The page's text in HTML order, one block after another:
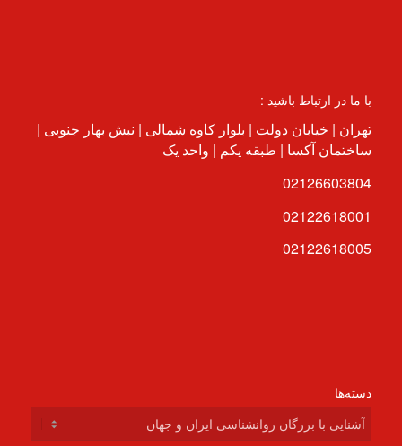
با ما در ارتباط باشید :
تهران | خیابان دولت | بلوار کاوه شمالی | نبش بهار جنوبی |
ساختمان آکسا | طبقه یکم | واحد یک
02126603804
02122618001
02122618005
دسته‌ها
دسته‌ها